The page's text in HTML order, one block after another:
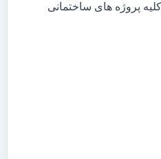
پروژه های ساختمانی